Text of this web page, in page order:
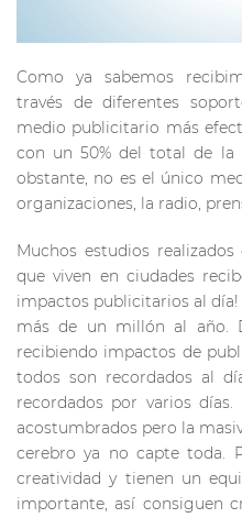
Como ya sabemos
través de diferentes
medio publicitario más
con un 50% del total de la
obstante, no es el único
organizaciones, la radio,
Muchos estudios
que viven en ciudades
impactos publicitarios al día!
más de un millón al año.
recibiendo impactos de
todos son recordados al
recordados por varios
acostumbrados pero la
cerebro ya no capte toda.
creatividad y tienen un
importante, así consiguen